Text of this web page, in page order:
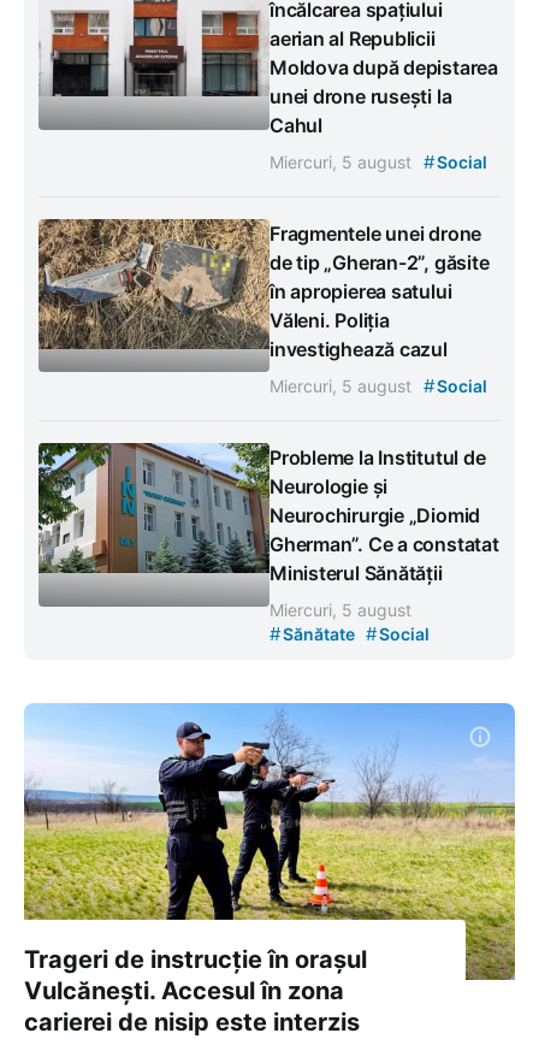
încălcarea spațiului
aerian al Republicii
Moldova după depistarea
unei drone rusești la
Cahul
Miercuri, 5 august #Social
Fragmentele unei drone
de tip „Gheran-2”, găsite
în apropierea satului
Văleni. Poliția
investighează cazul
Miercuri, 5 august #Social
Probleme la Institutul de
Neurologie și
Neurochirurgie „Diomid
Gherman”. Ce a constatat
Ministerul Sănătății
Miercuri, 5 august
#Sănătate #Social
Trageri de instrucție în orașul
Vulcănești. Accesul în zona
carierei de nisip este interzis